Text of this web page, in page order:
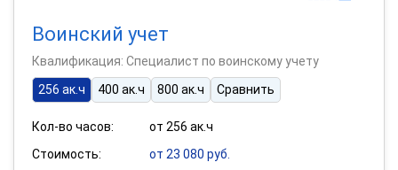
Воинский учет
Квалификация: Специалист по воинскому учету
256 ак.ч
400 ак.ч 800 ак.ч Сравнить
Кол-во часов:
от 256 ак.ч
Стоимость:
от 23 080 руб.